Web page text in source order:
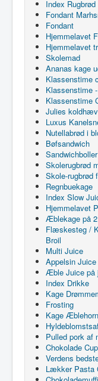
Index Rugbrød
Fondant
Fondant
Hjemmelavet
Hjemmelavet
Skolemad
Ananas kage
Klassenstime
Klassenstime
Klassenstime
Julies
Luxus
Nutellabrød i
Bøfsandwich
Sandwichboller
Skolerugbrød
Skole-rugbrød
Regnbuekage
Index Slow
Hjemmelavet
Æblekage på
Flæskesteg /
Broil
Multi Juice
Appelsin Juice
Æble Juice på
Index Drikke
Kage
Frosting
Kage
Pulled pork af
Chokolade
Verdens
Lækker Pasta